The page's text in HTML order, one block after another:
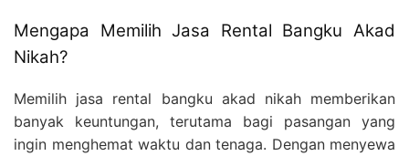
Mengapa Memilih Jasa Rental Bangku Akad
Nikah?
Memilih jasa rental bangku akad nikah memberikan
banyak keuntungan, terutama bagi pasangan yang
ingin menghemat waktu dan tenaga. Dengan menyewa